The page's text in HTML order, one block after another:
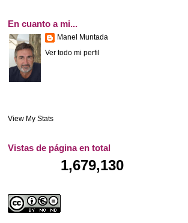
En cuanto a mi...
Manel Muntada
Ver todo mi perfil
View My Stats
Vistas de página en total
1,679,130